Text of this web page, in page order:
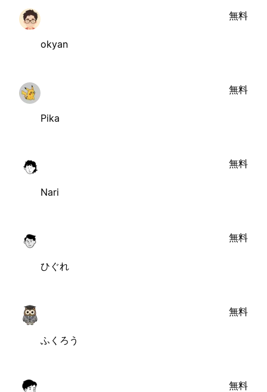
okyan
無料
Pika
無料
Nari
無料
ひぐれ
無料
ふくろう
無料
無料